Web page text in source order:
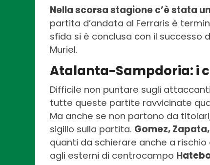
Nella scorsa stagione c’è stata
partita d’andata al Ferraris è
sfida si è conclusa con il successo
Muriel.
Atalanta-Sampdoria: i
Difficile non puntare sugli
tutte queste partite ravvicinate
Ma anche se non partono da
sigillo sulla partita. Gomez,
quanti da schierare anche a
agli esterni di centrocampo